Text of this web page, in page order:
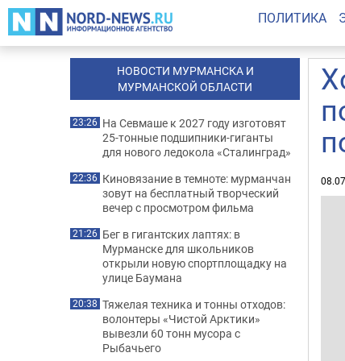
ПОЛИТИКА
НОВОСТИ МУРМАНСКА И
МУРМАНСКОЙ ОБЛАСТИ
23:26 На Севмаше к 2027 году изготовят
25-тонные подшипники-гиганты
для нового ледокола «Сталинград»
22:36 Киновязание в темноте: мурманчан
зовут на бесплатный творческий
вечер с просмотром фильма
21:26 Бег в гигантских лаптях: в
Мурманске для школьников
открыли новую спортплощадку на
улице Баумана
20:38 Тяжелая техника и тонны отходов:
волонтеры «Чистой Арктики»
вывезли 60 тонн мусора с
Рыбачьего